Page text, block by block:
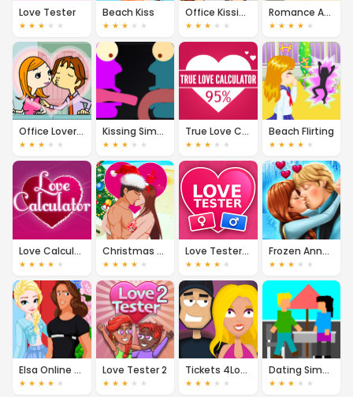
Love Tester
★ ★ ★ ★ ★
Beach Kiss
★ ★ ★ ★ ★
Office Kissing
★ ★ ★ ★ ★
Romance Academy 2: Oriental Flirting
★ ★ ★ ★ ★
Office Lovers Kissing
★ ★ ★ ★ ★
Kissing Simulator
★ ★ ★ ★ ★
True Love Calculator
★ ★ ★ ★ ★
Beach Flirting
★ ★ ★ ★ ★
Love Calculator
★ ★ ★ ★ ★
Christmas Beach Kiss
★ ★ ★ ★ ★
Love Tester: Names
★ ★ ★ ★ ★
Frozen Anna Kiss
★ ★ ★ ★ ★
Elsa Online Dating
★ ★ ★ ★ ★
Love Tester 2
★ ★ ★ ★ ★
Tickets 4Love
★ ★ ★ ★ ★
Dating Simulator Extreme
★ ★ ★ ★ ★